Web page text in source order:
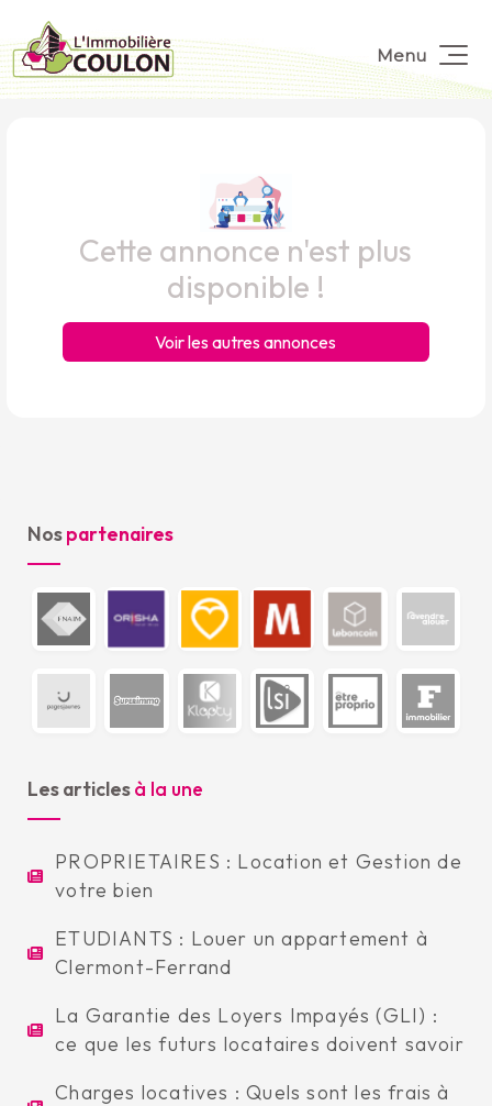
Menu
Cette annonce n'est plus
disponible !
Voir les autres annonces
Nospartenaires
Les articlesà la une
PROPRIETAIRES : Location et Gestion de
votre bien
ETUDIANTS : Louer un appartement à
Clermont-Ferrand
La Garantie des Loyers Impayés (GLI) :
ce que les futurs locataires doivent savoir
Charges locatives : Quels sont les frais à